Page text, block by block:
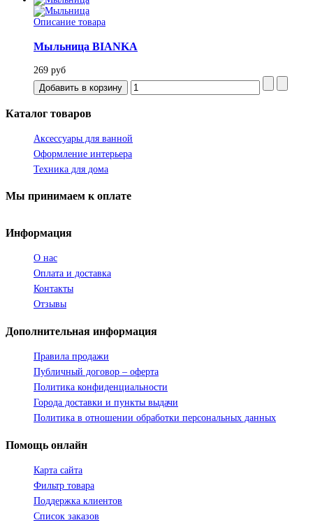
Описание товара
Мыльница BIANKA
269 руб
Каталог товаров
Аксессуары для ванной
Оформление интерьера
Техника для дома
Мы принимаем к оплате
Информация
О нас
Оплата и доставка
Контакты
Отзывы
Дополнительная информация
Правила продажи
Публичный договор – оферта
Политика конфиденциальности
Города доставки и пункты выдачи
Политика в отношении обработки персональных данных
Помощь онлайн
Карта сайта
Фильтр товара
Поддержка клиентов
Список заказов